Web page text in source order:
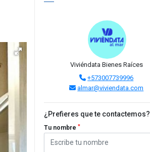
Viviéndata Bienes Raíces
+573007739996
almar@viviendata.com
¿Prefieres que te contactemos?
Tu nombre *